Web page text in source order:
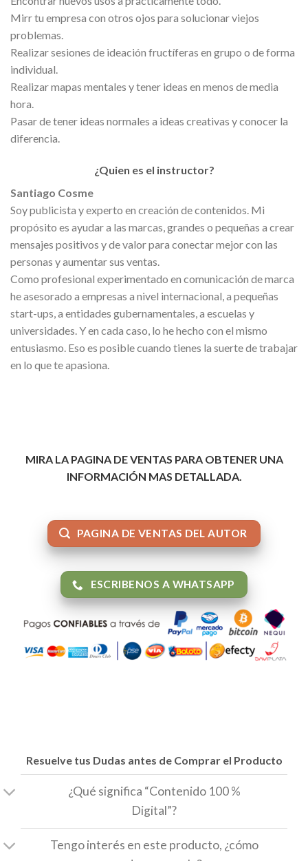
Mirr tu empresa con otros ojos para solucionar viejos
problemas.
Realizar sesiones de ideación fructíferas en grupo o de forma
individual.
Realizar mapas mentales y tener ideas en menos de media
hora.
Pasar de tener ideas normales a ideas creativas y conocer la
diferencia.
¿Quien es el instructor?
Santiago Cosme
Soy publicista y experto en creación de contenidos. Mi
propósito es ayudar a las marcas, grandes o pequeñas a crear
mensajes positivos y de valor para conectar mejor con las
personas y aumentar sus ventas.
Como profesional experimentado en comunicación de marca
he asesorado a empresas a nivel internacional, a pequeñas
start-ups, a entidades gubernamentales, a escuelas y
universidades. Y en cada caso, lo he hecho con el mismo
entusiasmo. Eso es posible cuando tienes la suerte de trabajar
en lo que te apasiona.
MIRA LA PAGINA DE VENTAS PARA OBTENER UNA
INFORMACIÓN MAS DETALLADA.
PAGINA DE VENTAS DEL AUTOR
ESCRIBENOS A WHATSAPP
Resuelve tus Dudas antes de Comprar el Producto
¿Qué significa “Contenido 100 %
Digital”?
Tengo interés en este producto, ¿cómo